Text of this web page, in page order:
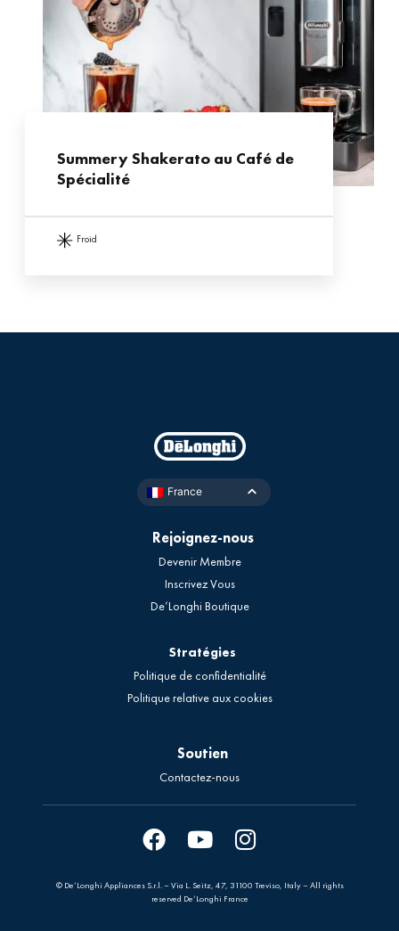
Summery Shakerato au Café de
Spécialité
froid
France
Rejoignez-nous
Devenir Membre
Inscrivez Vous
De’Longhi Boutique
Stratégies
Politique de confidentialité
Politique relative aux cookies
Soutien
Contactez-nous
© De’Longhi Appliances S.r.l. – Via L. Seitz, 47, 31100 Treviso, Italy – All rights
reserved De’Longhi France